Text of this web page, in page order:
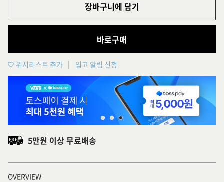
장바구니에 담기
바로구매
위시리스트 추가 입고 알림 신청
5만원 이상 무료배송
OVERVIEW